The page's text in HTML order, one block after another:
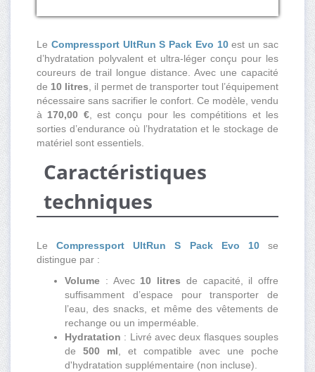
Le Compressport UltRun S Pack Evo 10est un sac
d’hydratation polyvalent et ultra-léger conçu pour les
coureurs de trail longue distance. Avec une capacité
de 10 litres, il permet de transporter tout l’équipement
nécessaire sans sacrifier le confort. Ce modèle, vendu
à 170,00 €, est conçu pour les compétitions et les
sorties d’endurance où l’hydratation et le stockage de
matériel sont essentiels.
Caractéristiques
techniques
LeCompressport UltRun S Pack Evo 10se
distingue par :
Volume : Avec 10 litres de capacité, il offre
suffisamment d’espace pour transporter de
l’eau, des snacks, et même des vêtements de
rechange ou un imperméable.
Hydratation : Livré avec deux flasques souples
de 500 ml, et compatible avec une poche
d'hydratation supplémentaire (non incluse).